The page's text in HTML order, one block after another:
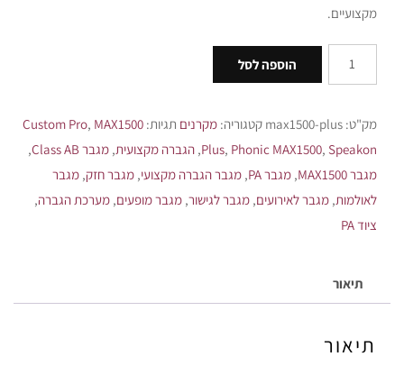
מקצועיים.
הוספה לסל
מק"ט: max1500-plus קטגוריה: מקרנים תגיות: Custom Pro, MAX1500
Plus, Phonic MAX1500, Speakon
, הגברה מקצועית, מגבר Class AB
,
מגבר MAX1500
, מגבר PA , מגבר הגברה מקצועי, מגבר חזק, מגבר
לאולמות, מגבר לאירועים, מגבר לגישור, מגבר מופעים, מערכת הגברה,
ציוד PA
תיאור
תיאור